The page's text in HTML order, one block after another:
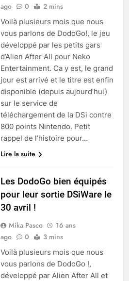
ago
0 2 mins
Voilà plusieurs mois que nous
vous parlons de DodoGo!, le jeu
développé par les petits gars
d’Alien After All pour Neko
Entertainment. Ca y est, le grand
jour est arrivé et le titre est enfin
disponible (depuis aujourd’hui)
sur le service de
téléchargement de la DSi contre
800 points Nintendo. Petit
rappel de l’histoire pour…
Lire la suite
Les DodoGo bien équipés
pour leur sortie DSiWare le
30 avril !
Mika Pasco
16 ans
ago
0 3 mins
Voilà plusieurs mois que nous
vous parlons de DodoGo !,
développé par Alien After All et